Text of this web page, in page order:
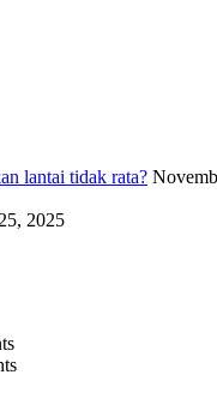
lantai tidak rata?
2025